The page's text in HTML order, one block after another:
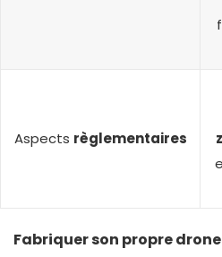
Aspects règlementaires
Fabriquer son propre